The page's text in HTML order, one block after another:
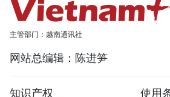
主管部门：越南通讯社
网站总编辑：陈进笋
知识产权 使用